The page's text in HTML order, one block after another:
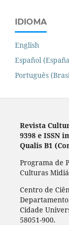
IDIOMA
English
Español
Português
Revista
9398 e ISSN
Qualis B1
Programa de
Culturas
Centro de
Cidade
58051-900.